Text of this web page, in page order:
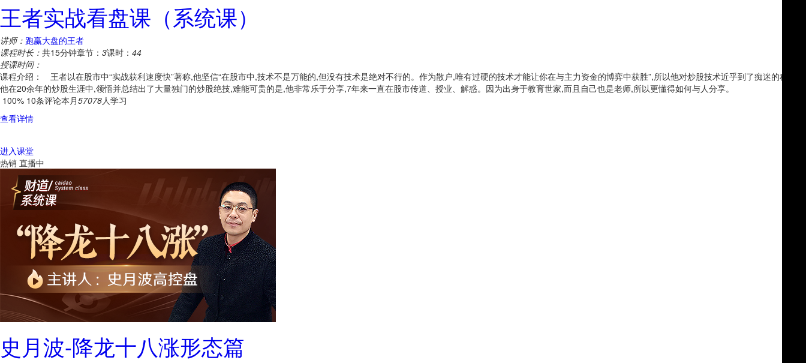
王者实战看盘课（系统课）
讲师： 跑赢大盘的王者
课程时长： 共15分钟章节： 3课时： 44
授课时间：
课程介绍： 王者以在股市中“实战获利速度快”著称,他坚信“在股市中,技术不是万能的,但没有技术是绝对不行的。作为散户,唯有过硬的技术才能让你在与主力资金的博弈中获胜”,所以他对炒股技术近乎到了痴迷的程度。
他在20余年的炒股生涯中,领悟并总结出了大量独门的炒股绝技,难能可贵的是,他非常乐于分享,7年来一直在股市传道、授业、解惑。因为出身于教育世家,而且自己也是老师,所以更懂得如何与人分享。
100% 10条评论本月57078人学习
查看详情
进入课堂
热销 直播中
史月波-降龙十八涨形态篇